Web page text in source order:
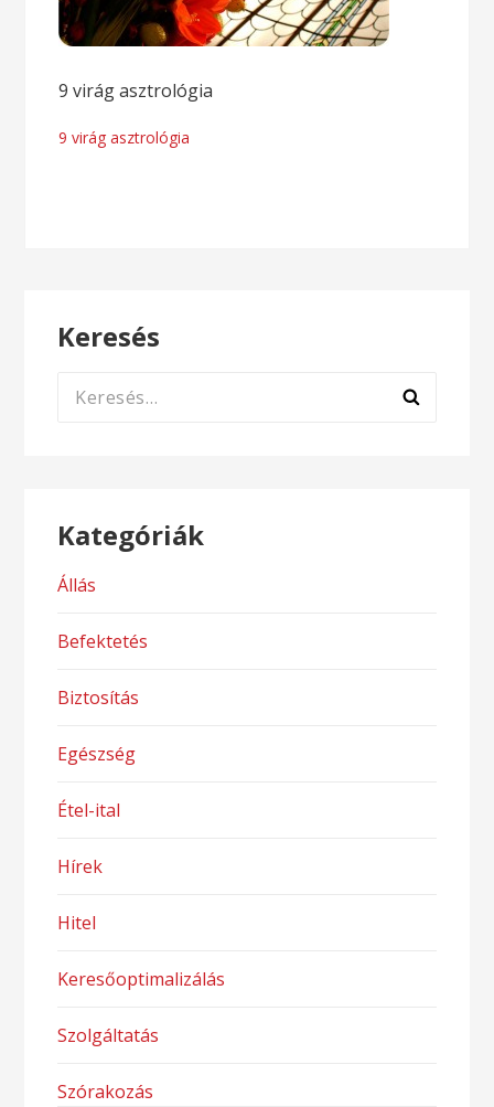
9 virág asztrológia
Bejegyzés
9 virág asztrológia
Keresés
Keresés:
Kategóriák
Állás
Befektetés
Biztosítás
Egészség
Étel-ital
Hírek
Hitel
Keresőoptimalizálás
Szolgáltatás
Szórakozás